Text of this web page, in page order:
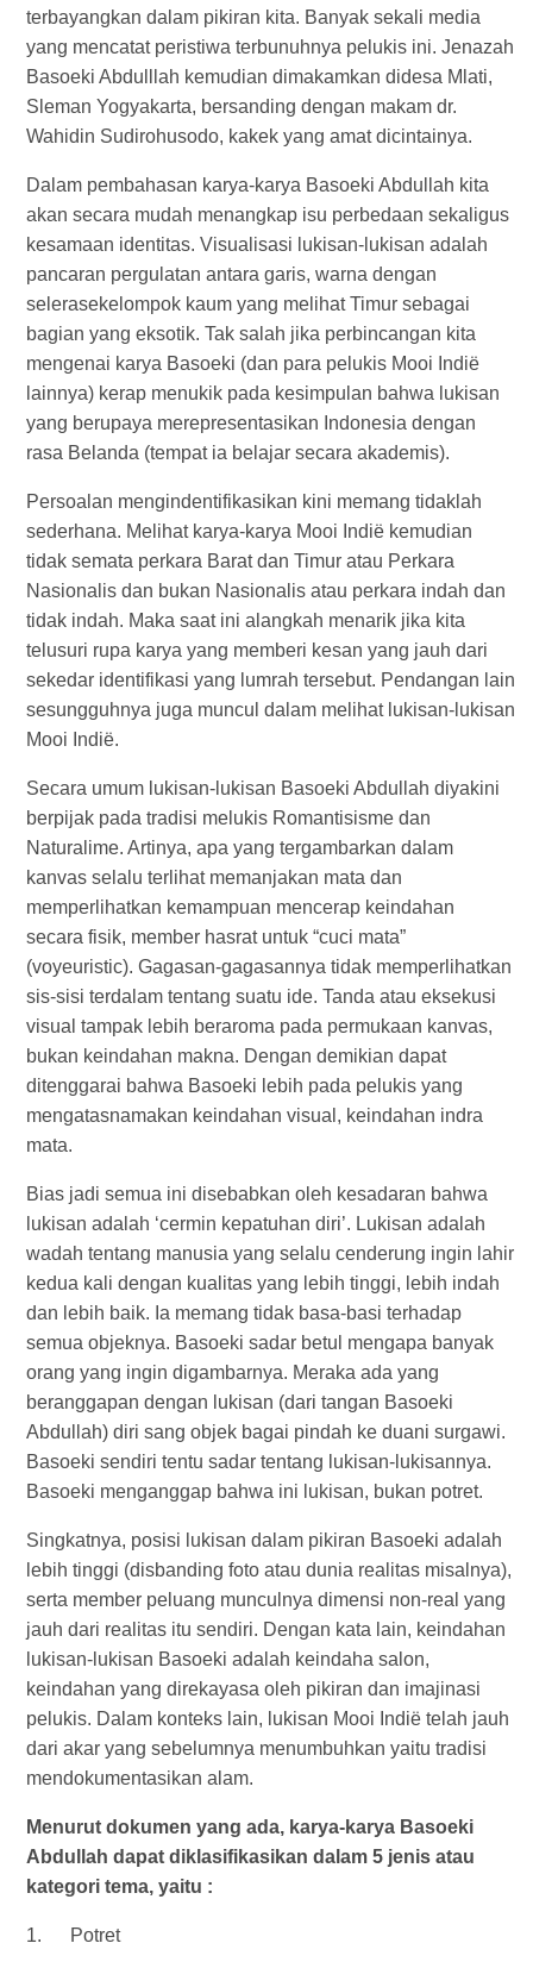
terbayangkan dalam pikiran kita. Banyak sekali media
yang mencatat peristiwa terbunuhnya pelukis ini. Jenazah
Basoeki Abdulllah kemudian dimakamkan didesa Mlati,
Sleman Yogyakarta, bersanding dengan makam dr.
Wahidin Sudirohusodo, kakek yang amat dicintainya.
Dalam pembahasan karya-karya Basoeki Abdullah kita
akan secara mudah menangkap isu perbedaan sekaligus
kesamaan identitas. Visualisasi lukisan-lukisan adalah
pancaran pergulatan antara garis, warna dengan
selerasekelompok kaum yang melihat Timur sebagai
bagian yang eksotik. Tak salah jika perbincangan kita
mengenai karya Basoeki (dan para pelukis Mooi Indië
lainnya) kerap menukik pada kesimpulan bahwa lukisan
yang berupaya merepresentasikan Indonesia dengan
rasa Belanda (tempat ia belajar secara akademis).
Persoalan mengindentifikasikan kini memang tidaklah
sederhana. Melihat karya-karya Mooi Indië kemudian
tidak semata perkara Barat dan Timur atau Perkara
Nasionalis dan bukan Nasionalis atau perkara indah dan
tidak indah. Maka saat ini alangkah menarik jika kita
telusuri rupa karya yang memberi kesan yang jauh dari
sekedar identifikasi yang lumrah tersebut. Pendangan lain
sesungguhnya juga muncul dalam melihat lukisan-lukisan
Mooi Indië.
Secara umum lukisan-lukisan Basoeki Abdullah diyakini
berpijak pada tradisi melukis Romantisisme dan
Naturalime. Artinya, apa yang tergambarkan dalam
kanvas selalu terlihat memanjakan mata dan
memperlihatkan kemampuan mencerap keindahan
secara fisik, member hasrat untuk “cuci mata”
(voyeuristic). Gagasan-gagasannya tidak memperlihatkan
sis-sisi terdalam tentang suatu ide. Tanda atau eksekusi
visual tampak lebih beraroma pada permukaan kanvas,
bukan keindahan makna. Dengan demikian dapat
ditenggarai bahwa Basoeki lebih pada pelukis yang
mengatasnamakan keindahan visual, keindahan indra
mata.
Bias jadi semua ini disebabkan oleh kesadaran bahwa
lukisan adalah ‘cermin kepatuhan diri’. Lukisan adalah
wadah tentang manusia yang selalu cenderung ingin lahir
kedua kali dengan kualitas yang lebih tinggi, lebih indah
dan lebih baik. Ia memang tidak basa-basi terhadap
semua objeknya. Basoeki sadar betul mengapa banyak
orang yang ingin digambarnya. Meraka ada yang
beranggapan dengan lukisan (dari tangan Basoeki
Abdullah) diri sang objek bagai pindah ke duani surgawi.
Basoeki sendiri tentu sadar tentang lukisan-lukisannya.
Basoeki menganggap bahwa ini lukisan, bukan potret.
Singkatnya, posisi lukisan dalam pikiran Basoeki adalah
lebih tinggi (disbanding foto atau dunia realitas misalnya),
serta member peluang munculnya dimensi non-real yang
jauh dari realitas itu sendiri. Dengan kata lain, keindahan
lukisan-lukisan Basoeki adalah keindaha salon,
keindahan yang direkayasa oleh pikiran dan imajinasi
pelukis. Dalam konteks lain, lukisan Mooi Indië telah jauh
dari akar yang sebelumnya menumbuhkan yaitu tradisi
mendokumentasikan alam.
Menurut dokumen yang ada, karya-karya Basoeki
Abdullah dapat diklasifikasikan dalam 5 jenis atau
kategori tema, yaitu :
1. Potret